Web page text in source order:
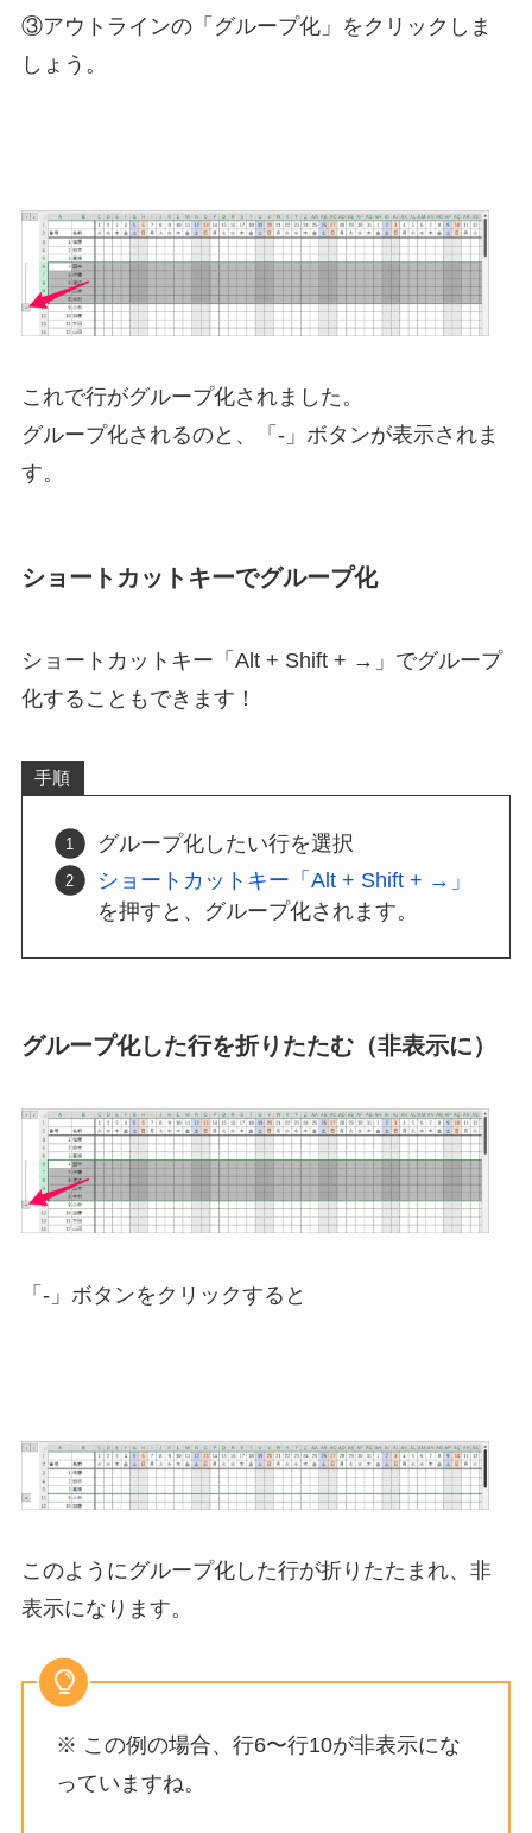
③アウトラインの「グループ化」をクリックしま
しょう。
これで行がグループ化されました。
グループ化されるのと、「-」ボタンが表示されま
す。
ショートカットキーでグループ化
ショートカットキー「Alt + Shift + →」でグループ
化することもできます！
手順
グループ化したい行を選択
ショートカットキー「Alt + Shift + →」
を押すと、グループ化されます。
グループ化した行を折りたたむ（非表示に）
「-」ボタンをクリックすると
このようにグループ化した行が折りたたまれ、非
表示になります。
※ この例の場合、行6〜行10が非表示にな
っていますね。